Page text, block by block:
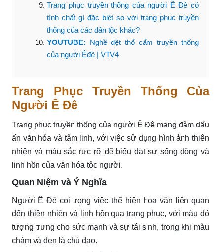
Trang phục truyền thống của người Ê Đê có
tính chất gì đặc biệt so với trang phục truyền
thống của các dân tộc khác?
YOUTUBE: Nghề dệt thổ cẩm truyền thống
của người Êđê | VTV4
Trang Phục Truyền Thống Của
Người Ê Đê
Trang phục truyền thống của người Ê Đê mang đậm dấu
ấn văn hóa và tâm linh, với việc sử dụng hình ảnh thiên
nhiên và màu sắc rực rỡ để biểu đạt sự sống động và
linh hồn của văn hóa tộc người.
Quan Niệm và Ý Nghĩa
Người Ê Đê coi trọng việc thể hiện hoa văn liên quan
đến thiên nhiên và linh hồn qua trang phục, với màu đỏ
tượng trưng cho sức mạnh và sự tái sinh, trong khi màu
chàm và đen là chủ đạo.